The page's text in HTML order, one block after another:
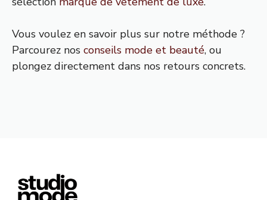
Vous voulez en savoir plus sur notre méthode ?
Parcourez nos conseils mode et beauté, ou
plongez directement dans nos retours concrets.